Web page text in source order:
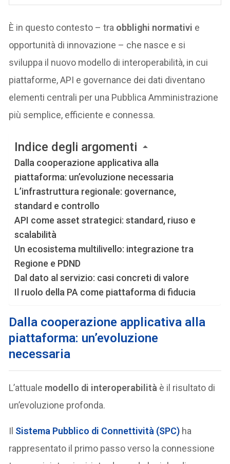
È in questo contesto – tra obblighi normativi e
opportunità di innovazione – che nasce e si
sviluppa il nuovo modello di interoperabilità, in cui
piattaforme, API e governance dei dati diventano
elementi centrali per una Pubblica Amministrazione
più semplice, efficiente e connessa.
Indice degli argomenti
Dalla cooperazione applicativa alla
piattaforma: un’evoluzione necessaria
L’infrastruttura regionale: governance,
standard e controllo
API come asset strategici: standard, riuso e
scalabilità
Un ecosistema multilivello: integrazione tra
Regione e PDND
Dal dato al servizio: casi concreti di valore
Il ruolo della PA come piattaforma di fiducia
Dalla cooperazione applicativa alla
piattaforma: un’evoluzione
necessaria
L’attuale modello di interoperabilità è il risultato di
un’evoluzione profonda.
Il Sistema Pubblico di Connettività (SPC) ha
rappresentato il primo passo verso la connessione